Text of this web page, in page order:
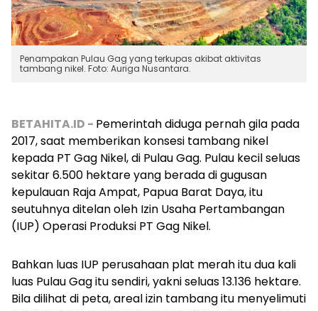
Penampakan Pulau Gag yang terkupas akibat aktivitas
tambang nikel. Foto: Auriga Nusantara.
BETAHITA.ID - Pemerintah diduga pernah gila pada
2017, saat memberikan konsesi tambang nikel
kepada PT Gag Nikel, di Pulau Gag. Pulau kecil seluas
sekitar 6.500 hektare yang berada di gugusan
kepulauan Raja Ampat, Papua Barat Daya, itu
seutuhnya ditelan oleh Izin Usaha Pertambangan
(IUP) Operasi Produksi PT Gag Nikel.
Bahkan luas IUP perusahaan plat merah itu dua kali
luas Pulau Gag itu sendiri, yakni seluas 13.136 hektare.
Bila dilihat di peta, areal izin tambang itu menyelimuti